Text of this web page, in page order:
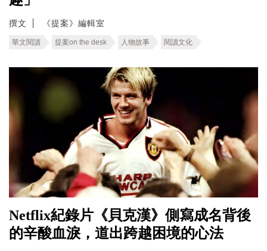
撰文 《提案》編輯室
華文閱讀 提案on the desk 人物故事 閱讀文化
Netflix紀錄片《貝克漢》側寫成名背後
的辛酸血淚，道出跨越困境的心法